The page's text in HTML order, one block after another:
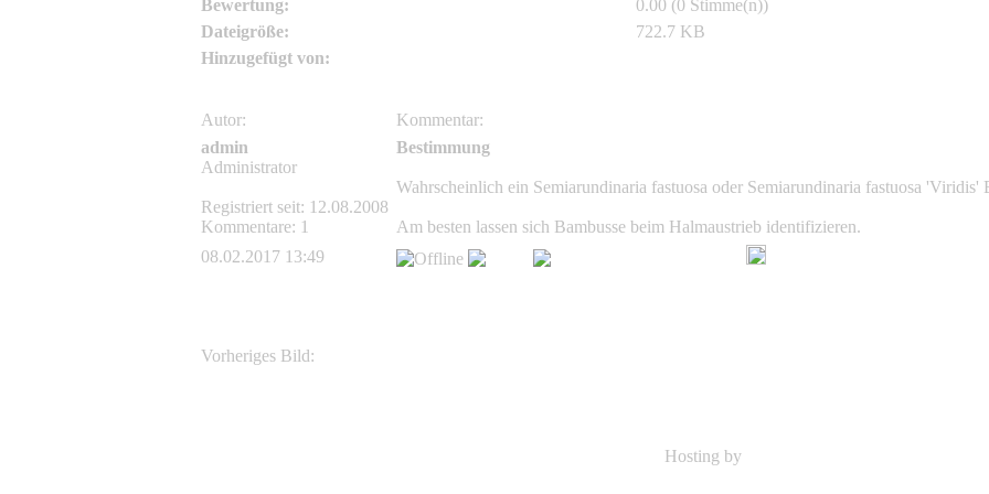
Bewertung:
0.00 (0 Stimme(n))
Dateigröße:
722.7 KB
Hinzugefügt von:
Autor:
Kommentar:
admin
Administrator
Registriert seit: 12.08.2008
Kommentare: 1
Bestimmung
Wahrscheinlich ein Semiarundinaria fastuosa oder Semiarundinaria fastuosa 'Viridis'
Am besten lassen sich Bambusse beim Halmaustrieb identifizieren.
08.02.2017 13:49
Vorheriges Bild:
Hosting by